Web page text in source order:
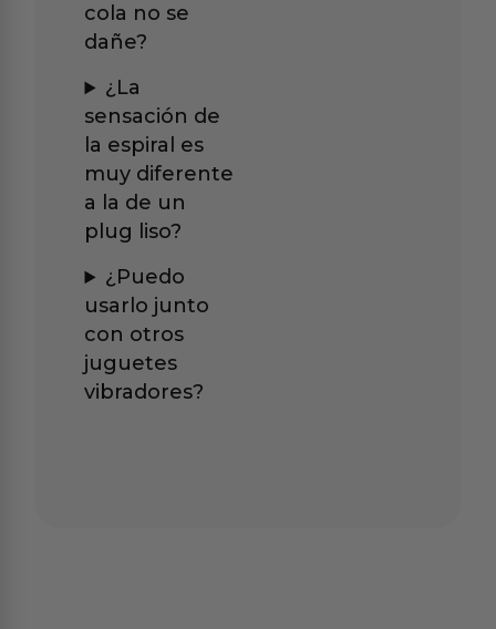
cola no se
dañe?
¿La
sensación de
la espiral es
muy diferente
a la de un
plug liso?
¿Puedo
usarlo junto
con otros
juguetes
vibradores?